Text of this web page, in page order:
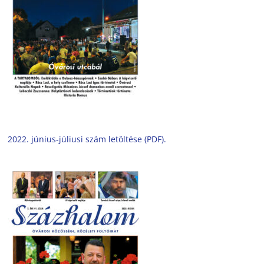
2022. június-júliusi szám letöltése (PDF).